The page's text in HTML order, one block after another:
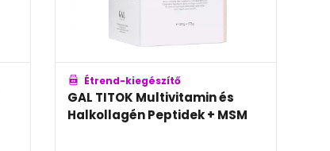
Étrend-kiegészítő
GAL TITOK Multivitamin és
Halkollagén Peptidek + MSM